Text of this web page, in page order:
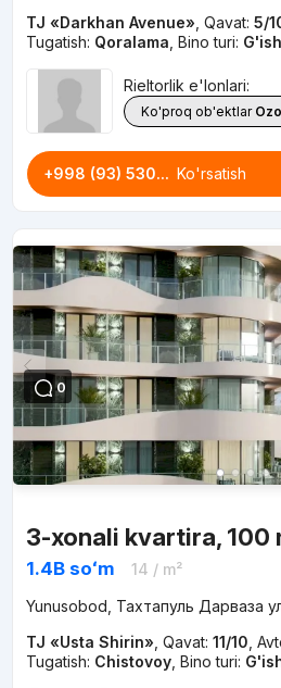
TJ «Darkhan Avenue» Qavat: 5/
Tugatish: Qoralama Bino turi:
Rieltorlik e'lonlari:
Ko'proq ob'ektlar
+998 (93) 530... Ko'rsatish
0
3-xonali kvartira, 100
1.4B soʻm 14 / m²
Yunusobod, Тахтапуль Дарваза
TJ «Usta Shirin» Qavat: 11/10
Tugatish: Chistovoy, Bino turi: